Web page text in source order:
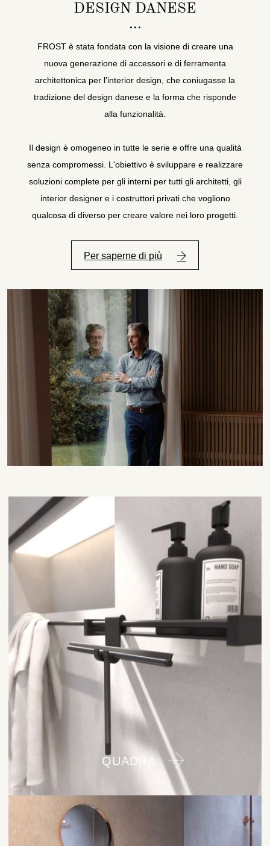
DESIGN DANESE
FROST è stata fondata con la visione di creare una
nuova generazione di accessori e di ferramenta
architettonica per l'interior design, che coniugasse la
tradizione del design danese e la forma che risponde
alla funzionalità.
Il design è omogeneo in tutte le serie e offre una qualità
senza compromessi. L'obiettivo è sviluppare e realizzare
soluzioni complete per gli interni per tutti gli architetti, gli
interior designer e i costruttori privati che vogliono
qualcosa di diverso per creare valore nei loro progetti.
Per saperne di più
QUADRA